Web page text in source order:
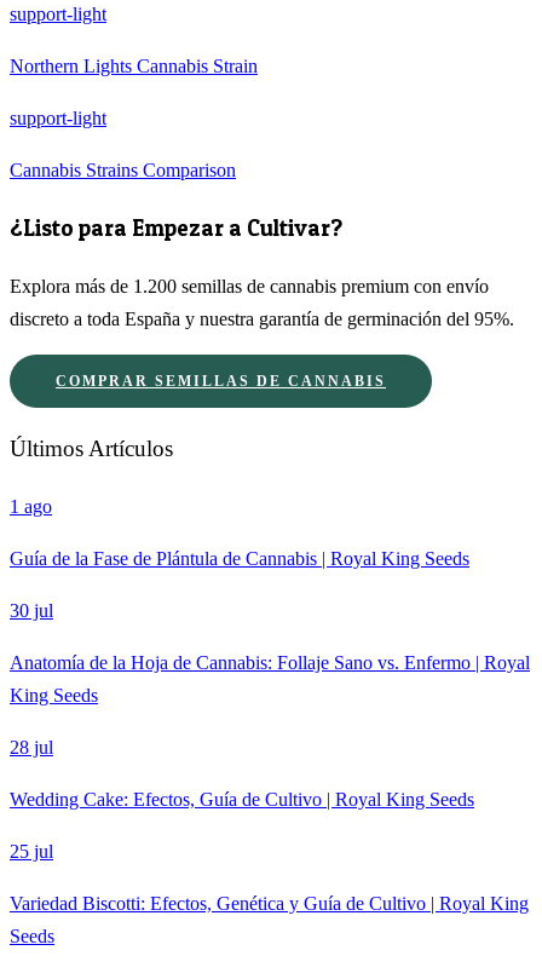
support-light
Northern Lights Cannabis Strain
support-light
Cannabis Strains Comparison
¿Listo para Empezar a Cultivar?
Explora más de 1.200 semillas de cannabis premium con envío
discreto a toda España y nuestra garantía de germinación del 95%.
COMPRAR SEMILLAS DE CANNABIS
Últimos Artículos
1 ago
Guía de la Fase de Plántula de Cannabis | Royal King Seeds
30 jul
Anatomía de la Hoja de Cannabis: Follaje Sano vs. Enfermo | Royal
King Seeds
28 jul
Wedding Cake: Efectos, Guía de Cultivo | Royal King Seeds
25 jul
Variedad Biscotti: Efectos, Genética y Guía de Cultivo | Royal King
Seeds